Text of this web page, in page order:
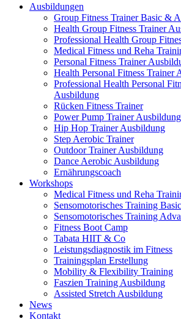
Ausbildungen
Group Fitness Trainer Basic &
Health Group Fitness Trainer
Professional Health Group
Medical Fitness und Reha
Personal Fitness Trainer
Health Personal Fitness Trainer
Professional Health Personal
Ausbildung
Rücken Fitness Trainer
Power Pump Trainer Ausbildung
Hip Hop Trainer Ausbildung
Step Aerobic Trainer
Outdoor Trainer Ausbildung
Dance Aerobic Ausbildung
Ernährungscoach
Workshops
Medical Fitness und Reha
Sensomotorisches Training
Sensomotorisches Training
Fitness Boot Camp
Tabata HIIT & Co
Leistungsdiagnostik im Fitness
Trainingsplan Erstellung
Mobility & Flexibility Training
Faszien Training Ausbildung
Assisted Stretch Ausbildung
News
Kontakt